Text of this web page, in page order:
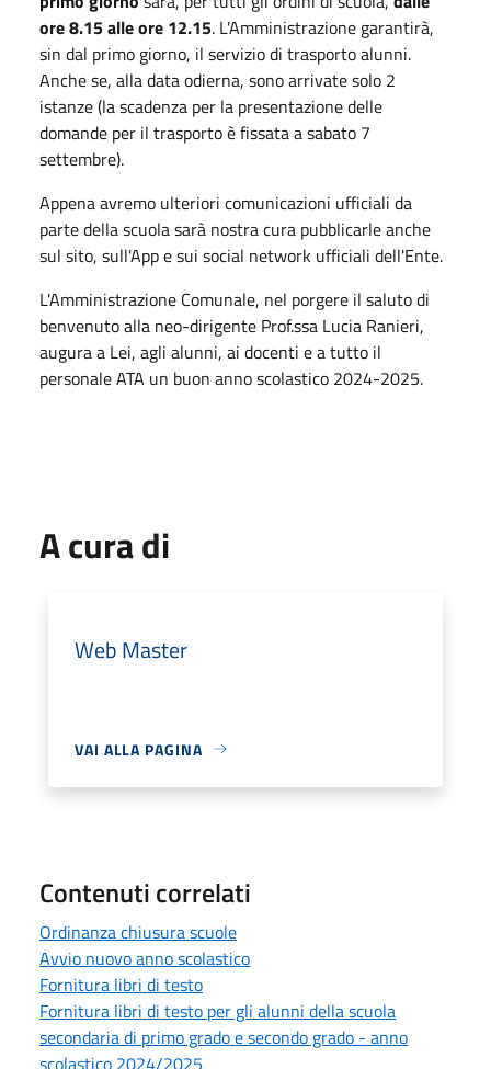
ore 8.15 alle ore 12.15. L'Amministrazione garantirà,
sin dal primo giorno, il servizio di trasporto alunni.
Anche se, alla data odierna, sono arrivate solo 2
istanze (la scadenza per la presentazione delle
domande per il trasporto è fissata a sabato 7
settembre).
Appena avremo ulteriori comunicazioni ufficiali da
parte della scuola sarà nostra cura pubblicarle anche
sul sito, sull'App e sui social network ufficiali dell'Ente.
L'Amministrazione Comunale, nel porgere il saluto di
benvenuto alla neo-dirigente Prof.ssa Lucia Ranieri,
augura a Lei, agli alunni, ai docenti e a tutto il
personale ATA un buon anno scolastico 2024-2025.
A cura di
Web Master
VAI ALLA PAGINA
Contenuti correlati
Ordinanza chiusura scuole
Avvio nuovo anno scolastico
Fornitura libri di testo
Fornitura libri di testo per gli alunni della scuola
secondaria di primo grado e secondo grado - anno
scolastico 2024/2025